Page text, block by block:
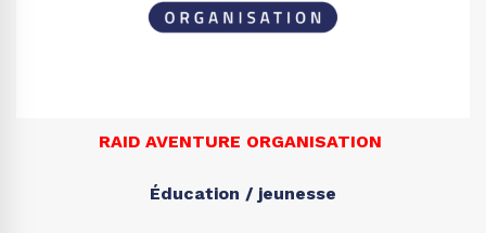
RAID AVENTURE ORGANISATION
Éducation / jeunesse